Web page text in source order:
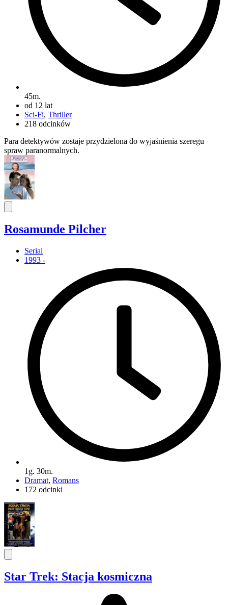
45m.
od 12 lat
Sci-Fi, Thriller
218 odcinków
Para detektywów zostaje przydzielona do wyjaśnienia szeregu
spraw paranormalnych.
Rosamunde Pilcher
Serial
1993 -
1g. 30m.
Dramat, Romans
172 odcinki
Star Trek: Stacja kosmiczna